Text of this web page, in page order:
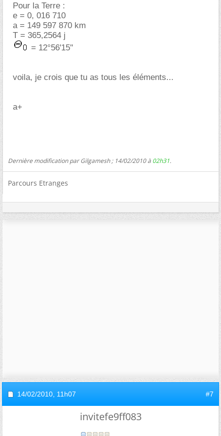
Pour la Terre :
e = 0, 016 710
a = 149 597 870 km
T = 365,2564 j
= 12°56'15''
voila, je crois que tu as tous les éléments...
a+
Dernière modification par Gilgamesh ; 14/02/2010 à 02h31.
Parcours Etranges
14/02/2010, 11h07 #7
invitefe9ff083